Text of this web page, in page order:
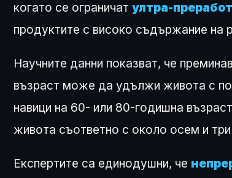
когато се ограничат ултра-
продуктите с високо съдържание на
Научните данни показват, че
възраст може да удължи живота с
навици на 60- или 80-годишна
живота съответно с около осем и три
Експертите са единодушни, че